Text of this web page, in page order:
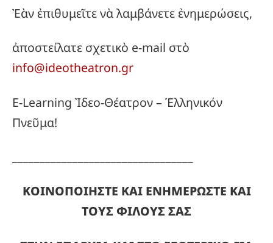
Ἐὰν ἐπιθυμεῖτε νὰ λαμβάνετε ἐνημερώσεις,
ἀποστείλατε σχετικὸ e-mail στὸ
info@ideotheatron.gr
E-Learning Ἰδεο-Θέατρον – Ἑλληνικόν
Πνεῦμα!
ΚΟΙΝΟΠΟΙΗΣΤΕ ΚΑΙ ΕΝΗΜΕΡΩΣΤΕ ΚΑΙ
ΤΟΥΣ ΦΙΛΟΥΣ ΣΑΣ